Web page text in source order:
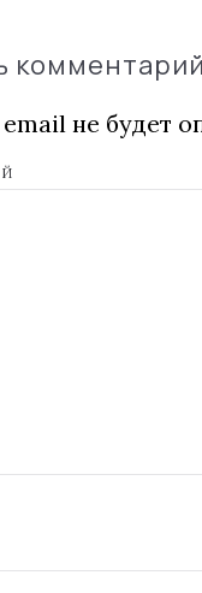
комментарий
не будет